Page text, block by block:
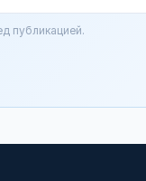
публикацией.